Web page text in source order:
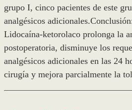
grupo I, cinco pacientes de este
analgésicos
Lidocaína-ketorolaco prolonga la
postoperatoria, disminuye los
analgésicos adicionales en las 24
cirugía y mejora parcialmente la